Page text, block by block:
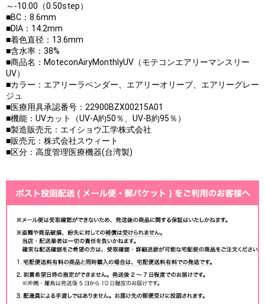
～-10.00（0.50step）
■BC：8.6mm
■DIA：14.2mm
■着色直径：13.6mm
■含水率：38%
■商品名：MoteconAiryMonthlyUV（モテコンエアリーマンスリー
UV）
■カラー：エアリーラベンダー、エアリーオリーブ、エアリーグレー
ジュ
■医療用具承認番号：22900BZX00215A01
■機能：UVカット（UV-A約50％、UV-B約95％）
■製造販売元：エイショウ工学株式会社
■販売元：株式会社スウィート
■区分：高度管理医療機器(台湾製)